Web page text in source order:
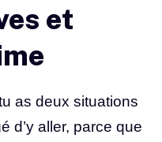
et
as deux situations
d’y aller, parce que